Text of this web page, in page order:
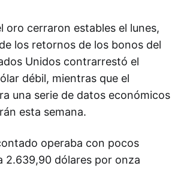
oro cerraron estables el lunes,
los retornos de los bonos del
Unidos contrarrestó el
débil, mientras que el
una serie de datos económicos
esta semana.
operaba con pocos
2.639,90 dólares por onza